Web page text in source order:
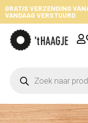
GRATIS VERZENDING
VANDAAG VERSTUURD